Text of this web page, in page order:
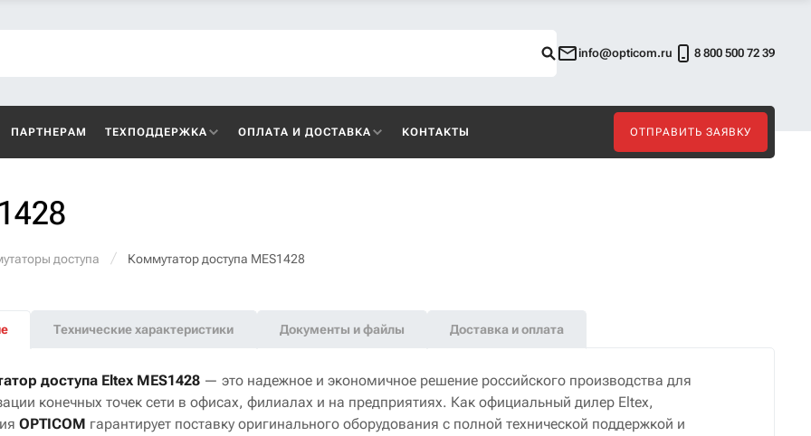
info@opticom.ru 8 800 500 72 39
ПАРТНЕРАМ ТЕХПОДДЕРЖКА ОПЛАТА И ДОСТАВКА КОНТАКТЫ ОТПРАВИТЬ ЗАЯВКУ
доступа Коммутатор доступа MES1428
Технические характеристики Документы и файлы Доставка и оплата
доступа Eltex MES1428 — это надежное и экономичное решение российского производства для
конечных точек сети в офисах, филиалах и на предприятиях. Как официальный дилер Eltex,
OPTICOM гарантирует поставку оригинального оборудования с полной технической поддержкой и